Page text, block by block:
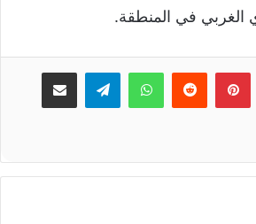
الغربي في المنطقة.
بينتيريست واتسابتيلقرام مشاركة عبر البريد